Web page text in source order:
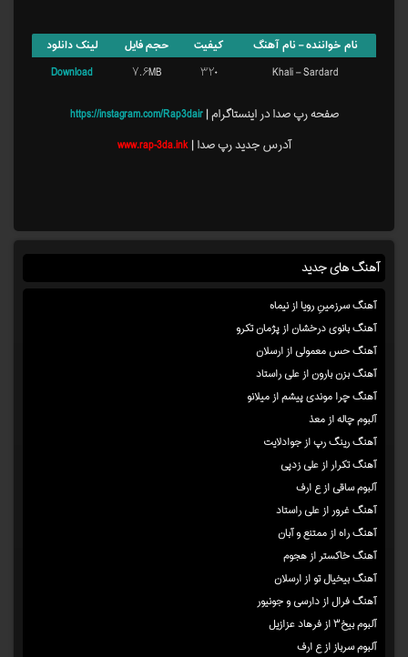
نام خواننده – نام آهنگ کیفیت حجم فایل
لینک دانلود
Khali – Sardard
۳۲۰ ۷.۶MB Download
صفحه رپ صدا در اینستاگرام |https://instagram.com/Rap3dair
آدرس جدید رپ صدا |www.rap-3da.ink
آهنگ های جدید
آهنگ سرزمینِ رویا از نیماه
آهنگ بانوی درخشان از پژمان تکرو
آهنگ حس معمولی از ارسلان
آهنگ بزن بارون از علی راستاد
آهنگ چرا موندی پیشم از میلانو
آلبوم چاله از معذ
آهنگ رینگ رپ از جوادلایت
آهنگ تکرار از علی زدپی
آلبوم ساقی از ع ارف
آهنگ غرور از علی راستاد
آهنگ راه از ممتنع و آبان
آهنگ خاکستر از هجوم
آهنگ بیخیال تو از ارسلان
آهنگ فرال از دارسی و جونیور
آلبوم بیخ۳ از فرهاد عزازیل
آلبوم سرباز از ع ارف